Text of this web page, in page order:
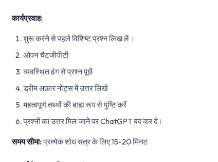
कार्यप्रवाह:
शुरू करने से पहले विशिष्ट प्रश्न लिख लें।
ओपन चैटजीपीटी
व्यवस्थित ढंग से प्रश्न पूछें
ड्रीम अफ़ार नोट्स में उत्तर लिखें
महत्वपूर्ण तथ्यों की बाह्य रूप से पुष्टि करें
प्रश्नों का उत्तर मिल जाने पर ChatGPT बंद कर दें।
समय सीमा:प्रत्येक शोध सत्र के लिए 15-20 मिनट